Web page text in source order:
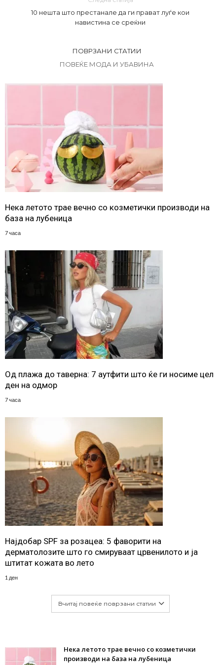
10 нешта што престанале да ги прават луѓе кои
навистина се среќни
ПОВРЗАНИ СТАТИИ
ПОВЕЌЕ МОДА И УБАВИНА
Нека летото трае вечно со козметички производи на
база на лубеница
7 часа
Од плажа до таверна: 7 аутфити што ќе ги носиме цел
ден на одмор
7 часа
Најдобар SPF за розацеа: 5 фаворити на
дерматолозите што го смируваат црвенилото и ја
штитат кожата во лето
1 ден
Вчитај повеќе поврзани статии
Нека летото трае вечно со козметички
производи на база на лубеница